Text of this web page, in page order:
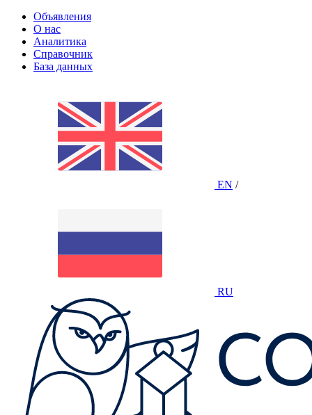
Объявления
О нас
Аналитика
Справочник
База данных
EN /
RU